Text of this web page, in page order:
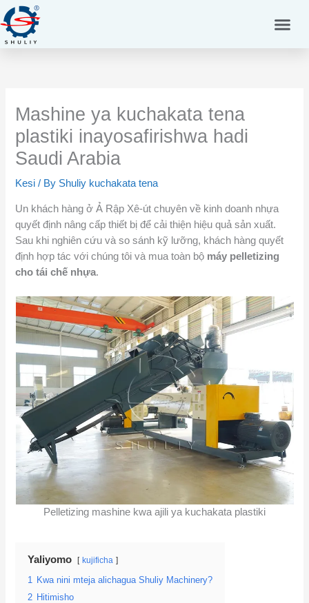
Skip
to
content
Mashine ya kuchakata tena
plastiki inayosafirishwa hadi
Saudi Arabia
Kesi / By Shuliy kuchakata tena
Un khách hàng ở Ả Rập Xê-út chuyên về kinh doanh nhựa
quyết định nâng cấp thiết bị để cải thiện hiệu quả sản xuất.
Sau khi nghiên cứu và so sánh kỹ lưỡng, khách hàng quyết
định hợp tác với chúng tôi và mua toàn bộ máy pelletizing
cho tái chế nhựa.
Pelletizing mashine kwa ajili ya kuchakata plastiki
Yaliyomo kujificha
1 Kwa nini mteja alichagua Shuliy Machinery?
2 Hitimisho